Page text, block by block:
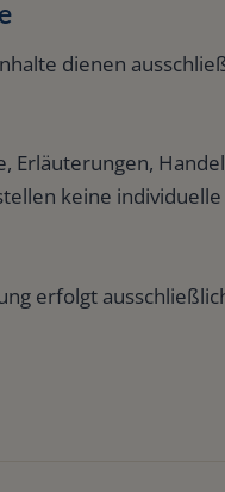
dienen
Erläuterungen,
keine
erfolgt